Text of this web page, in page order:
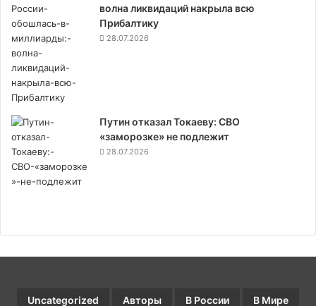
волна ликвидаций накрыла всю
Прибалтику
28.07.2026
Путин отказал Токаеву: СВО
«заморозке» не подлежит
28.07.2026
Uncategorized Авторы В России В Мире